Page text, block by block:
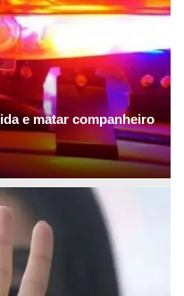
e matar companheiro